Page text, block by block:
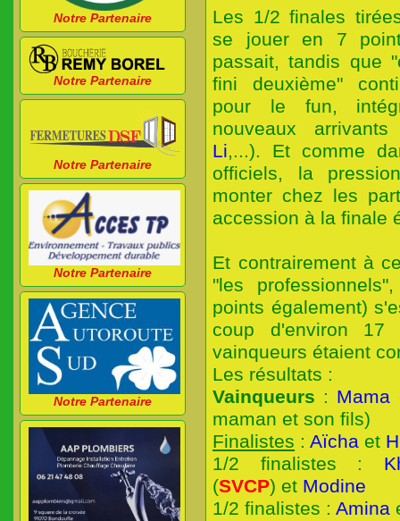
Notre Partenaire
Notre Partenaire
Notre Partenaire
Notre Partenaire
Notre Partenaire
Les 1/2 finales
se jouer en 7
passait, tandis que
fini deuxième"
pour le fun,
nouveaux
Li,...). Et comme
officiels, la
monter chez les
accession à la finale
Et contrairement à
"les
points également)
coup d'environ 17
vainqueurs étaient
Les résultats :
Vainqueurs : Mama
maman et son fils)
Finalistes :Aïcha et
1/2 finalistes :
(SVCP) et Modine
1/2 finalistes :Amina